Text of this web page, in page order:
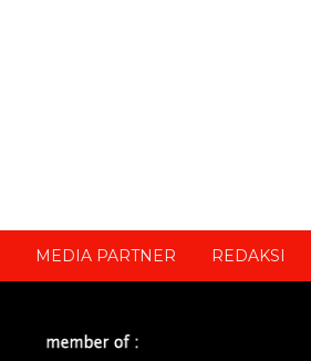
MEDIA PARTNER REDAKSI